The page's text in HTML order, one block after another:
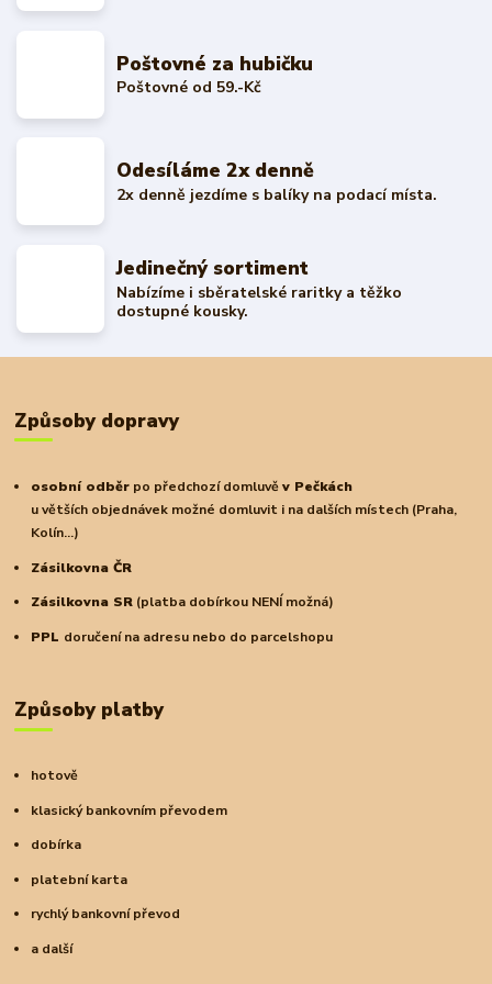
Poštovné za hubičku
Poštovné od 59.-Kč
Odesíláme 2x denně
2x denně jezdíme s balíky na podací místa.
Jedinečný sortiment
Nabízíme i sběratelské raritky a těžko
dostupné kousky.
Způsoby dopravy
osobní odběr po předchozí domluvěv Pečkách
u větších objednávek možné domluvit i na dalších místech (Praha,
Kolín...)
Zásilkovna ČR
Zásilkovna SR (platba dobírkou NENÍ možná)
PPL doručení na adresu nebo do parcelshopu
Způsoby platby
hotově
klasický bankovním převodem
dobírka
platební karta
rychlý bankovní převod
a další